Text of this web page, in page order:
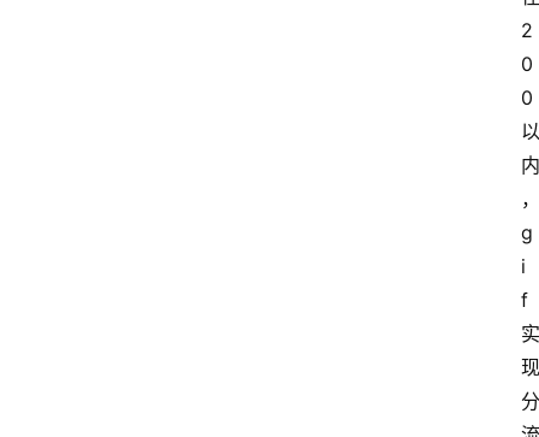
2
0
0
以
内
，
g
i
f
实
现
分